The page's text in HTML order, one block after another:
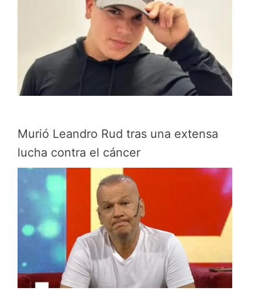
Murió Leandro Rud tras una extensa
lucha contra el cáncer